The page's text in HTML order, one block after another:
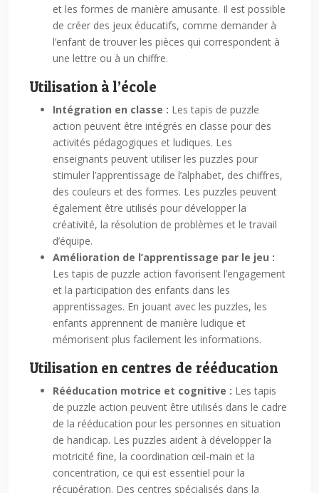
et les formes de manière amusante. Il est possible
de créer des jeux éducatifs, comme demander à
l’enfant de trouver les pièces qui correspondent à
une lettre ou à un chiffre.
Utilisation à l’école
Intégration en classe : Les tapis de puzzle
action peuvent être intégrés en classe pour des
activités pédagogiques et ludiques. Les
enseignants peuvent utiliser les puzzles pour
stimuler l’apprentissage de l’alphabet, des chiffres,
des couleurs et des formes. Les puzzles peuvent
également être utilisés pour développer la
créativité, la résolution de problèmes et le travail
d’équipe.
Amélioration de l’apprentissage par le jeu :
Les tapis de puzzle action favorisent l’engagement
et la participation des enfants dans les
apprentissages. En jouant avec les puzzles, les
enfants apprennent de manière ludique et
mémorisent plus facilement les informations.
Utilisation en centres de rééducation
Rééducation motrice et cognitive : Les tapis
de puzzle action peuvent être utilisés dans le cadre
de la rééducation pour les personnes en situation
de handicap. Les puzzles aident à développer la
motricité fine, la coordination œil-main et la
concentration, ce qui est essentiel pour la
récupération. Des centres spécialisés dans la